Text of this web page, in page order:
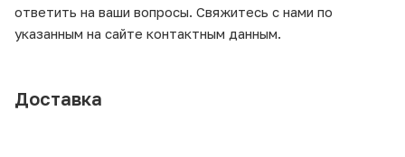
ответить на ваши вопросы. Свяжитесь с нами по
указанным на сайте контактным данным.
Доставка